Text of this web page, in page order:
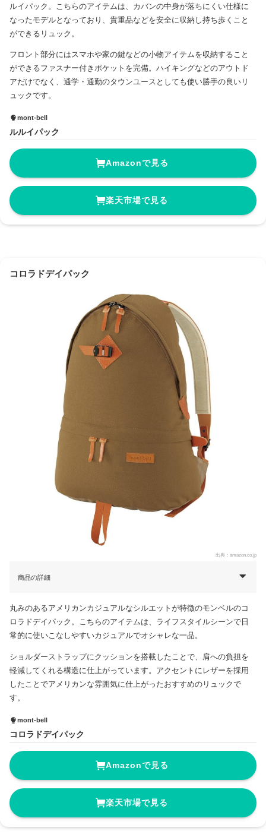
ルイパック。こちらのアイテムは、カバンの中身が落ちにくい仕様に
なったモデルとなっており、貴重品などを安全に収納し持ち歩くこと
ができるリュック。
フロント部分にはスマホや家の鍵などの小物アイテムを収納すること
ができるファスナー付きポケットを完備。ハイキングなどのアウトド
アだけでなく、通学・通勤のタウンユースとしても使い勝手の良いリ
ュックです。
mont-bell
ルルイパック
Amazonで見る
楽天市場で見る
コロラドデイパック
出典： amazon.co.jp
商品の詳細
丸みのあるアメリカンカジュアルなシルエットが特徴のモンベルのコ
ロラドデイパック。こちらのアイテムは、ライフスタイルシーンで日
常的に使いこなしやすいカジュアルでオシャレな一品。
ショルダーストラップにクッションを搭載したことで、肩への負担を
軽減してくれる構造に仕上がっています。アクセントにレザーを採用
したことでアメリカンな雰囲気に仕上がったおすすめのリュックで
す。
mont-bell
コロラドデイパック
Amazonで見る
楽天市場で見る